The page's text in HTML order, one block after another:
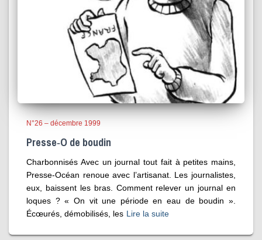
N°26 – décembre 1999
Presse‑O de boudin
Charbonnisés Avec un journal tout fait à petites mains,
Presse-Océan renoue avec l’artisanat. Les journalistes,
eux, baissent les bras. Comment relever un journal en
loques ? « On vit une période en eau de boudin ».
Écœurés, démobilisés, les Lire la suite